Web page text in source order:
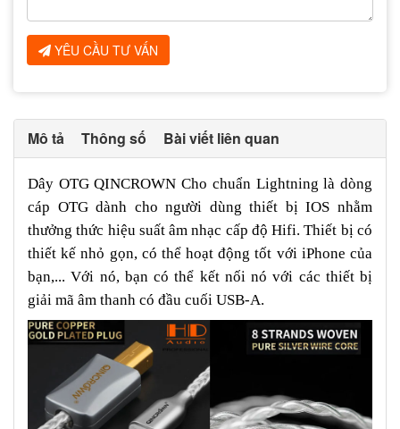
YÊU CẦU TƯ VẤN
Mô tả Thông số Bài viết liên quan
Dây OTG QINCROWN Cho chuẩn Lightning là dòng
cáp OTG dành cho người dùng thiết bị IOS nhằm
thưởng thức hiệu suất âm nhạc cấp độ Hifi. Thiết bị có
thiết kế nhỏ gọn, có thể hoạt động tốt với iPhone của
bạn,... Với nó, bạn có thể kết nối nó với các thiết bị
giải mã âm thanh có đầu cuối USB-A.